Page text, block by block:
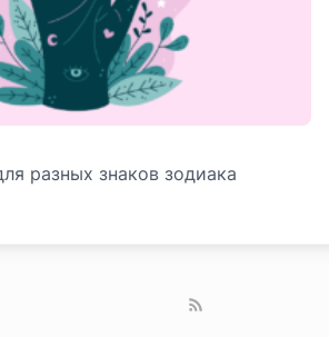
разных знаков зодиака